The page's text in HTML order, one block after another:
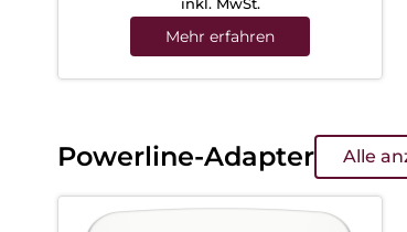
Mehr erfahren
Powerline-Adapter Alle